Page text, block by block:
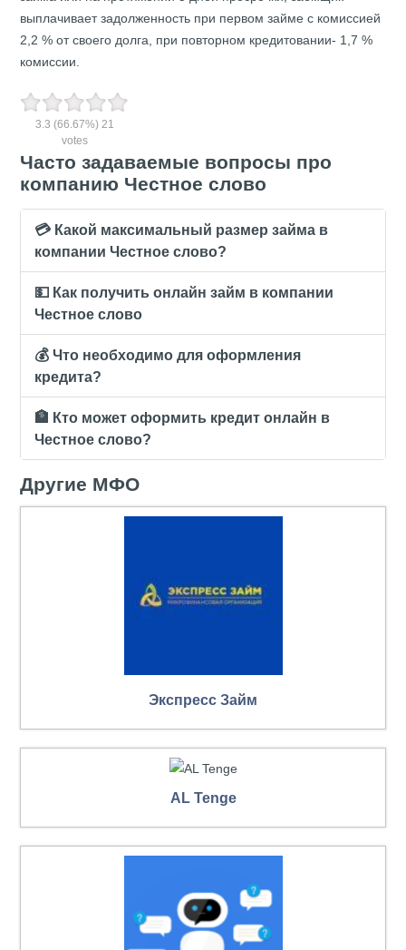
выплачивает задолженность при первом займе с комиссией
2,2 % от своего долга, при повторном кредитовании- 1,7 %
комиссии.
3.3 (66.67%) 21
votes
Часто задаваемые вопросы про
компанию Честное слово
💳 Какой максимальный размер займа в
компании Честное слово?
💵 Как получить онлайн займ в компании
Честное слово
💰 Что необходимо для оформления
кредита?
🏦 Кто может оформить кредит онлайн в
Честное слово?
Другие МФО
Экспресс Займ
AL Tenge